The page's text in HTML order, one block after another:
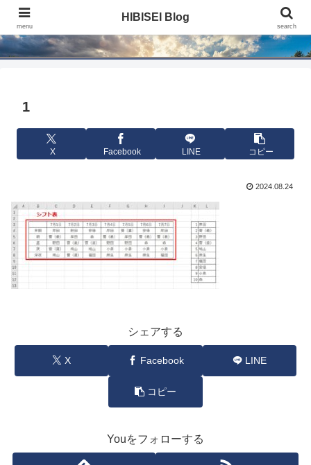
HIBISEI Blog
1
X Facebook LINE コピー
2024.08.24
シェアする
X Facebook LINE
コピー
Youをフォローする
menu
HIBISEI Blog
search